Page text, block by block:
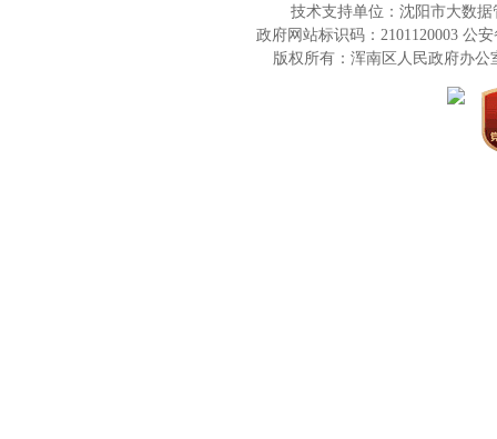
技术支持单位：沈阳市大数
政府网站标识码：2101120003 公安
版权所有：浑南区人民政府办